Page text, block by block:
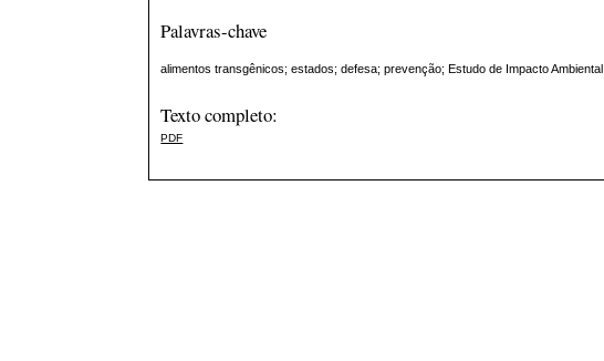
Palavras-chave
alimentos transgênicos; estados; defesa; prevenção; Estudo de Impacto Ambiental.
Texto completo:
PDF